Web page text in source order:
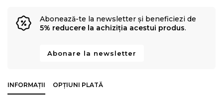
Abonează-te la newsletter și beneficiezi de
5% reducere la achiziția acestui produs.
Abonare la newsletter
INFORMAȚII OPȚIUNI PLATĂ